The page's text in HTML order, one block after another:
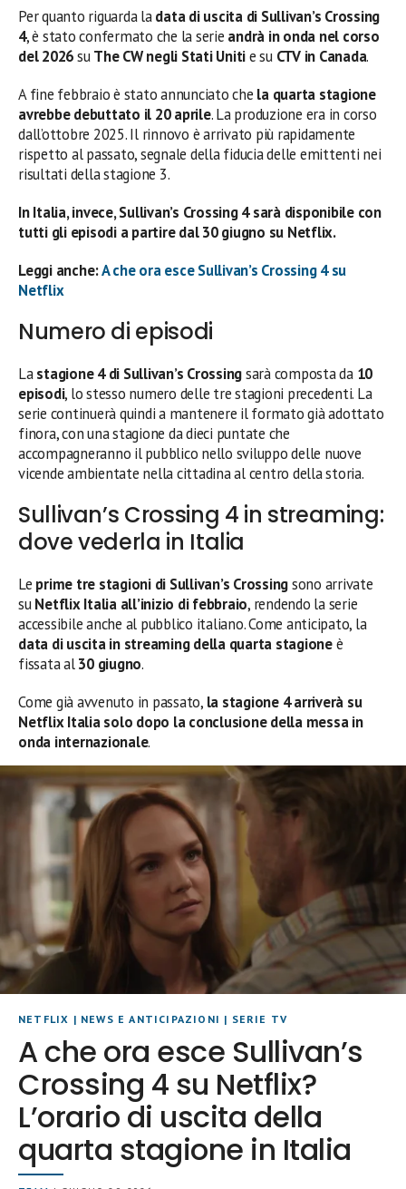
Per quanto riguarda ladata di uscita di Sullivan’s Crossing
4, è stato confermato che la serie andrà in onda nel corso
del 2026suThe CW negli Stati Unitie su CTV in Canada.
A fine febbraio è stato annunciato che la quarta stagione
avrebbe debuttato il 20 aprile. La produzione era in corso
dall’ottobre 2025. Il rinnovo è arrivato più rapidamente
rispetto al passato, segnale della fiducia delle emittenti nei
risultati della stagione 3.
In Italia, invece, Sullivan’s Crossing 4 sarà disponibile con
tutti gli episodi a partire dal 30 giugno su Netflix.
Leggi anche:A che ora esce Sullivan’s Crossing 4 su
Netflix
Numero di episodi
Lastagione 4 di Sullivan’s Crossingsarà composta da 10
episodi, lo stesso numero delle tre stagioni precedenti. La
serie continuerà quindi a mantenere il formato già adottato
finora, con una stagione da dieci puntate che
accompagneranno il pubblico nello sviluppo delle nuove
vicende ambientate nella cittadina al centro della storia.
Sullivan’s Crossing 4 in streaming:
dove vederla in Italia
Le prime tre stagioni di Sullivan’s Crossingsono arrivate
suNetflix Italia all’inizio di febbraio, rendendo la serie
accessibile anche al pubblico italiano. Come anticipato, la
data di uscita in streaming della quarta stagioneè
fissata al30 giugno.
Come già avvenuto in passato, la stagione 4 arriverà su
Netflix Italia solo dopo la conclusione della messa in
onda internazionale.
NETFLIX | NEWS E ANTICIPAZIONI | SERIE TV
A che ora esce Sullivan’s
Crossing 4 su Netflix?
L’orario di uscita della
quarta stagione in Italia